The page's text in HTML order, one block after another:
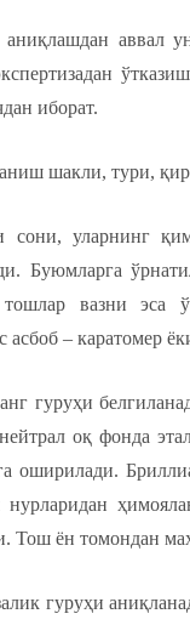
аввал
иборат.
шакли, тури,
уларнинг
Буюмларга
тошлар вазни эса
асбоб – каратомер
гуруҳи
оқ фонда
оширилади.
ён томондан
гуруҳи